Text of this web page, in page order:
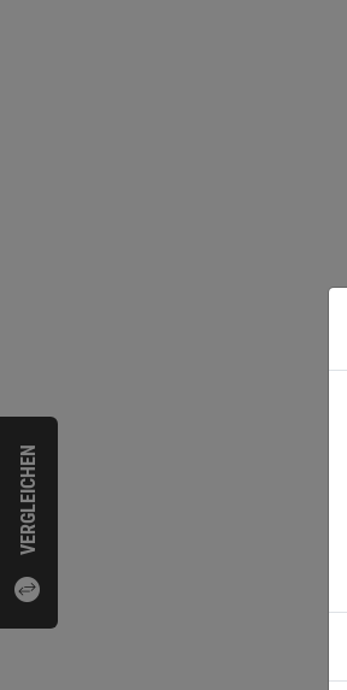
VERGLEICHEN